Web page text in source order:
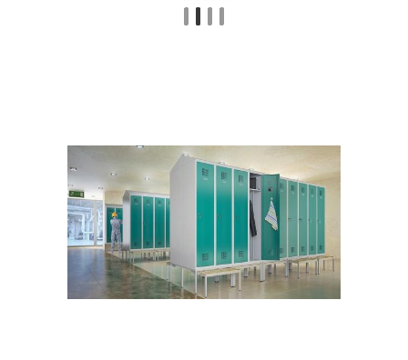
раздевалок